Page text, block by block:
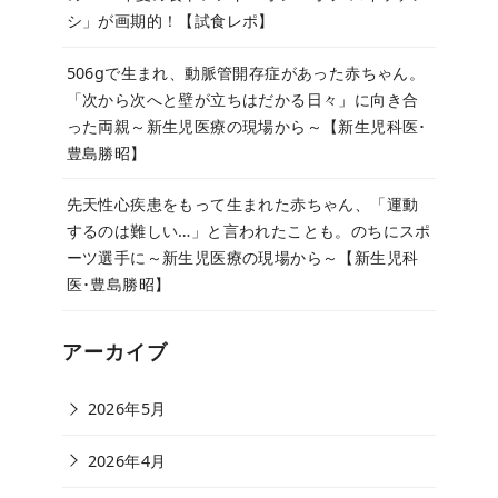
シ」が画期的！【試食レポ】
506gで生まれ、動脈管開存症があった赤ちゃん。
「次から次へと壁が立ちはだかる日々」に向き合
った両親～新生児医療の現場から～【新生児科医･
豊島勝昭】
先天性心疾患をもって生まれた赤ちゃん、「運動
するのは難しい…」と言われたことも。のちにスポ
ーツ選手に～新生児医療の現場から～【新生児科
医･豊島勝昭】
アーカイブ
2026年5月
2026年4月